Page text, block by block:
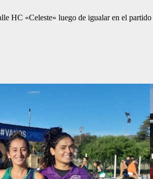
HC «Celeste» luego de igualar en el